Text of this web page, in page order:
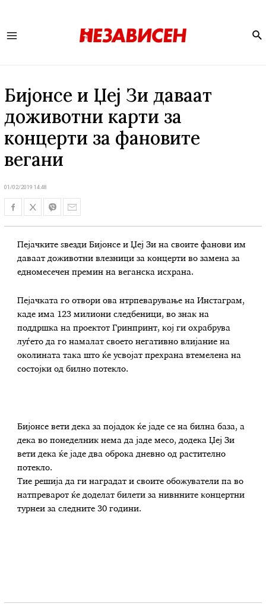
Бијонсе и Џеј Зи даваат
доживотни карти за
концерти за фановите
вегани
01/02/2019 14:48
Пејачките ѕвезди Бијонсе и Џеј Зи на своите фанови им
даваат доживотни влезници за концерти во замена за
едномесечен премин на веганска исхрана.
Пејачката го отвори ова нтрпеварување на Инстаграм,
каде има 123 милиони следбеници, во знак на
поддршка на проектот Гринпринт, кој ги охрабрува
луѓето да го намалат своето негативно влијание на
околината така што ќе усвојат прехрана втемелена на
состојки од билно потекло.
Бијонсе вети дека за појадок ќе јаде се на билна база, а
дека во понеделник нема да јаде месо, додека Џеј Зи
вети дека ќе јаде два оброка дневно од растително
потекло.
Тие решија да ги наградат и своите обожуватели па во
натпреварот ќе доделат билети за нивнните концертни
турнеи за следните 30 години.